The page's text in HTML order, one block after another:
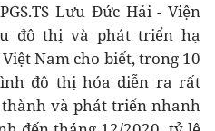
Lưu Đức Hải - Viện
đô thị và phát triển hạ
Nam cho biết, trong 10
đô thị hóa diễn ra rất
và phát triển nhanh